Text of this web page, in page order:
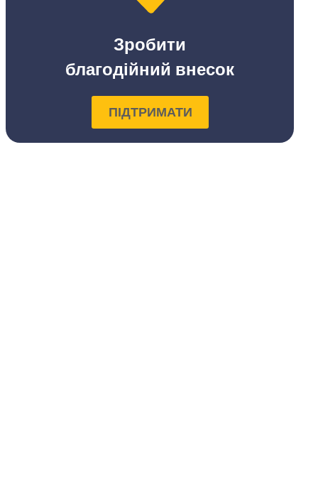
Зробити
благодійний внесок
ПІДТРИМАТИ